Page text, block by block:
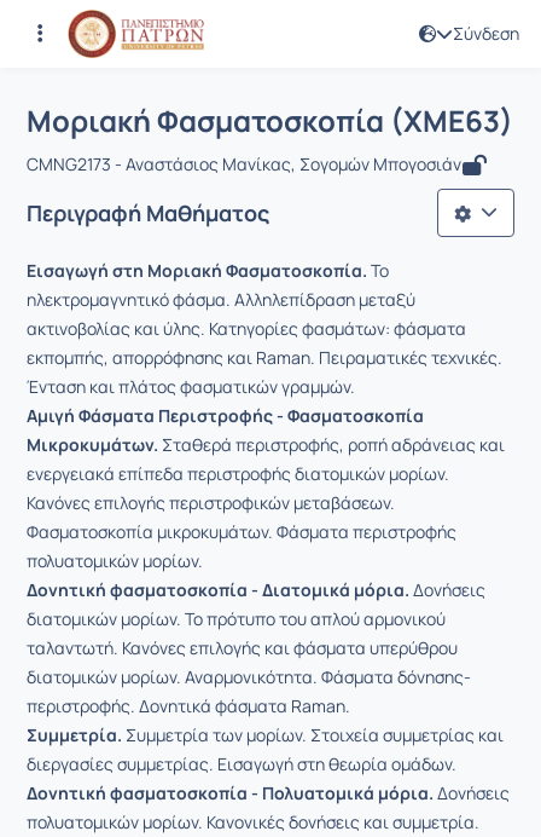
Σύνδεση
Αρχική Σελίδα
Μάθημα : Μοριακή Φασματοσκοπία
Κωδικός : CMNG2173
Μοριακή Φασματοσκοπία (ΧΜΕ63)
CMNG2173 - Αναστάσιος Μανίκας, Σογομών Μπογοσιάν
Περιγραφή Μαθήματος
Εισαγωγή στη Μοριακή Φασματοσκοπία. Το
ηλεκτρομαγνητικό φάσμα. Αλληλεπίδραση μεταξύ
ακτινοβολίας και ύλης. Κατηγορίες φασμάτων: φάσματα
εκπομπής, απορρόφησης και Raman. Πειραματικές τεχνικές.
Ένταση και πλάτος φασματικών γραμμών.
Αμιγή Φάσματα Περιστροφής - Φασματοσκοπία
Μικροκυμάτων. Σταθερά περιστροφής, ροπή αδράνειας και
ενεργειακά επίπεδα περιστροφής διατομικών μορίων.
Κανόνες επιλογής περιστροφικών μεταβάσεων.
Φασματοσκοπία μικροκυμάτων. Φάσματα περιστροφής
πολυατομικών μορίων.
Δονητική φασματοσκοπία - Διατομικά μόρια. Δονήσεις
διατομικών μορίων. Το πρότυπο του απλού αρμονικού
ταλαντωτή. Κανόνες επιλογής και φάσματα υπερύθρου
διατομικών μορίων. Αναρμονικότητα. Φάσματα δόνησης-
περιστροφής. Δονητικά φάσματα Raman.
Συμμετρία. Συμμετρία των μορίων. Στοιχεία συμμετρίας και
διεργασίες συμμετρίας. Εισαγωγή στη θεωρία ομάδων.
Δονητική φασματοσκοπία - Πολυατομικά μόρια. Δονήσεις
πολυατομικών μορίων. Κανονικές δονήσεις και συμμετρία.